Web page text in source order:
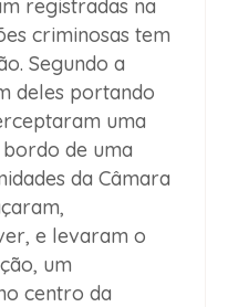
registradas na
criminosas tem
Segundo a
deles portando
uma
de uma
da Câmara
e levaram o
um
centro da